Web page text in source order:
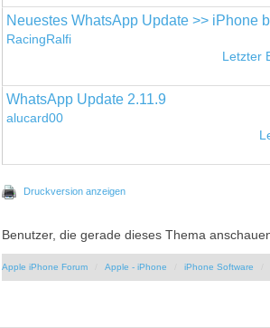
Neuestes WhatsApp Update >> iPhone
RacingRalfi
Letzter
WhatsApp Update 2.11.9
alucard00
Druckversion anzeigen
Benutzer, die gerade dieses Thema
Apple iPhone Forum Apple - iPhone iPhone Software